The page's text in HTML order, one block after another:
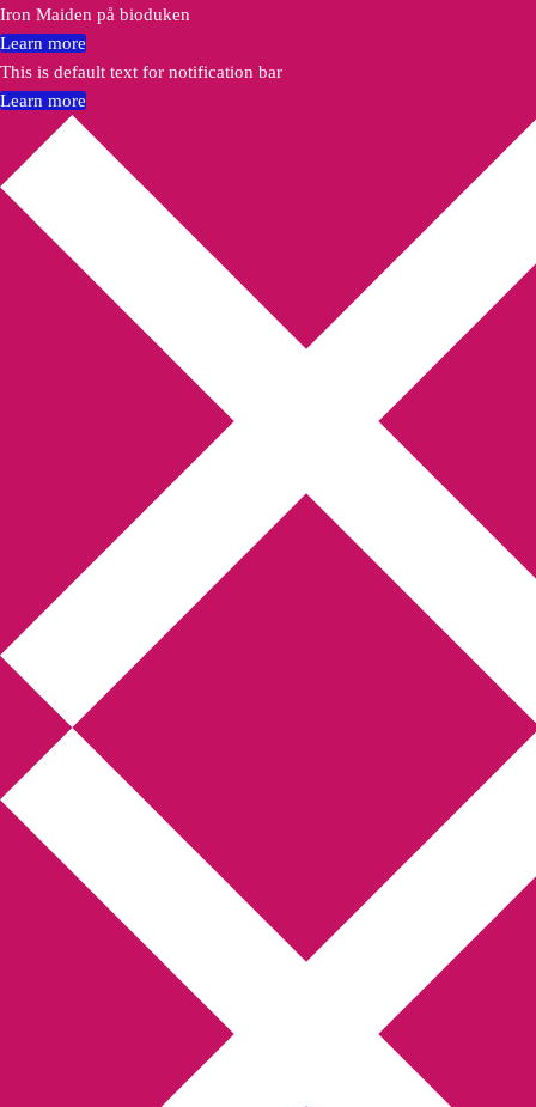
Annikas litteratur-
och kulturblogg
Deckare, kriminalromaner, thrillers
Hem Författarfemman
Webbshop Amazon
Bokbloggsjerka Bloggmaraton
Kriminalroman Min tv-blogg
Iron Maiden på bioduken
Learn more
This is default text for notification bar
Learn more